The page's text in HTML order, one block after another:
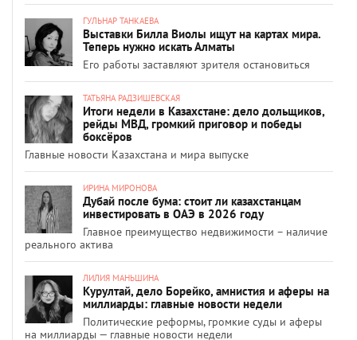
ГУЛЬНАР ТАНКАЕВА
Выставки Билла Виолы ищут на картах мира.
Теперь нужно искать Алматы
Его работы заставляют зрителя остановиться
ТАТЬЯНА РАДЗИШЕВСКАЯ
Итоги недели в Казахстане: дело дольщиков,
рейды МВД, громкий приговор и победы
боксёров
Главные новости Казахстана и мира выпуске
ИРИНА МИРОНОВА
Дубай после бума: стоит ли казахстанцам
инвестировать в ОАЭ в 2026 году
Главное преимущество недвижимости – наличие
реального актива
ЛИЛИЯ МАНЬШИНА
Курултай, дело Борейко, амнистия и аферы на
миллиарды: главные новости недели
Политические реформы, громкие суды и аферы
на миллиарды — главные новости недели